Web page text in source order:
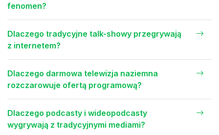
fenomen?
Dlaczego tradycyjne talk-showy przegrywają
z internetem?
Dlaczego darmowa telewizja naziemna
rozczarowuje ofertą programową?
Dlaczego podcasty i wideopodcasty
wygrywają z tradycyjnymi mediami?